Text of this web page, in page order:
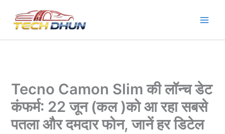
content
Tecno Camon Slim की लॉन्च डेट
कंफर्म: 22 जून (कल )को आ रहा सबसे
पतला और दमदार फोन, जानें हर डिटेल